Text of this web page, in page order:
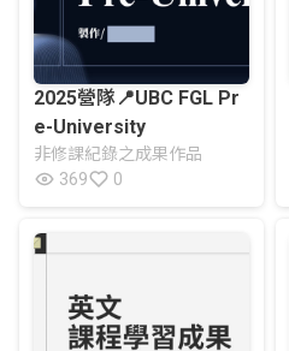
2025營隊📍UBC FGL Pr
e-University
非修課紀錄之成果作品
369
0